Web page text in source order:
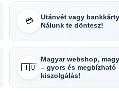
💳
Utánvét vagy
Nálunk te döntesz!
🇭🇺
Magyar webshop,
– gyors és megbízható
kiszolgálás!